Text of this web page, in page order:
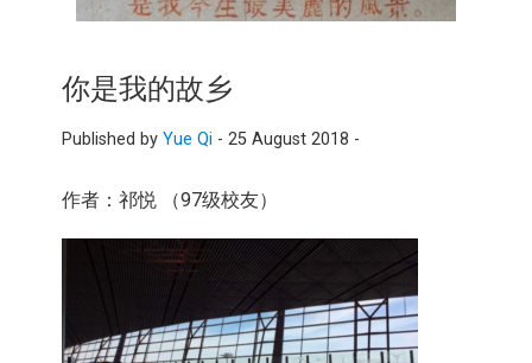
友会
你是我的故乡
Published by Yue Qi - 25 August 2018 -
作者：祁悦 （97级校友）